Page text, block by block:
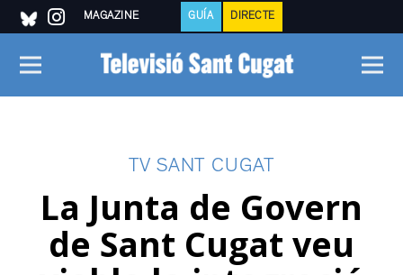
MAGAZINE GUÍA DIRECTE
TV SANT CUGAT
La Junta de Govern
de Sant Cugat veu